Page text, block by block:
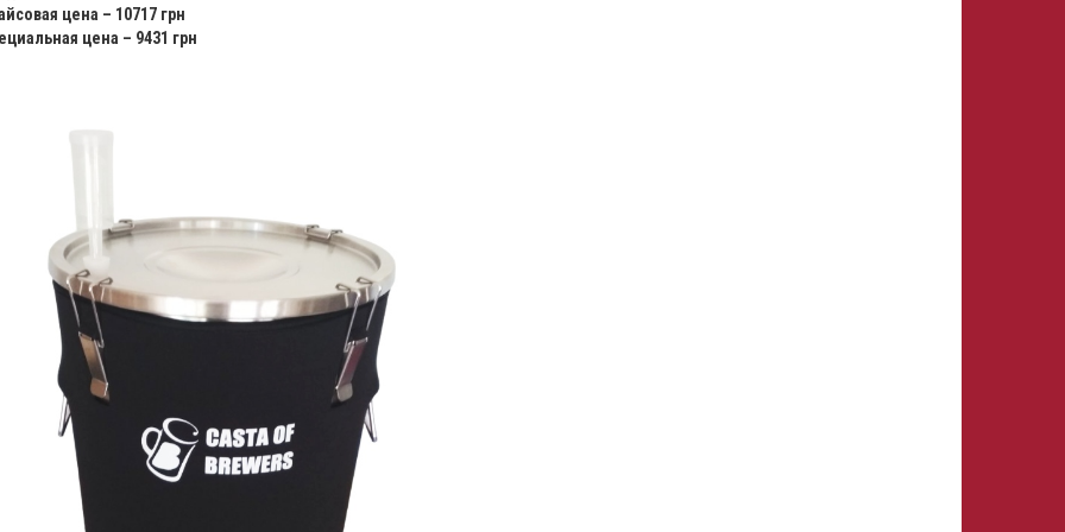
цена – 10717 грн
цена – 9431 грн